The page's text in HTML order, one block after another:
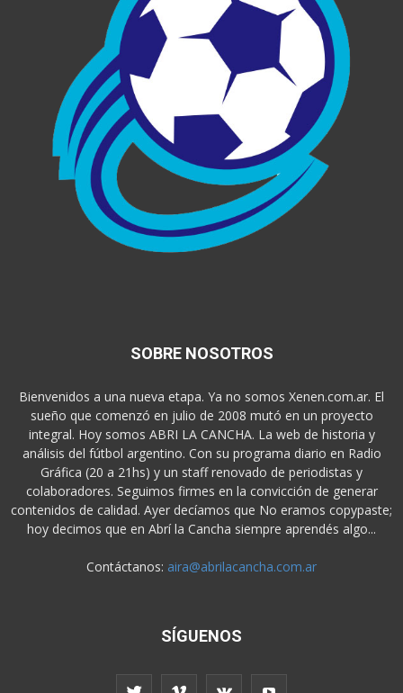
SOBRE NOSOTROS
Bienvenidos a una nueva etapa. Ya no somos Xenen.com.ar. El
sueño que comenzó en julio de 2008 mutó en un proyecto
integral. Hoy somos ABRI LA CANCHA. La web de historia y
análisis del fútbol argentino. Con su programa diario en Radio
Gráfica (20 a 21hs) y un staff renovado de periodistas y
colaboradores. Seguimos firmes en la convicción de generar
contenidos de calidad. Ayer decíamos que No eramos copypaste;
hoy decimos que en Abrí la Cancha siempre aprendés algo...
Contáctanos: aira@abrilacancha.com.ar
SÍGUENOS